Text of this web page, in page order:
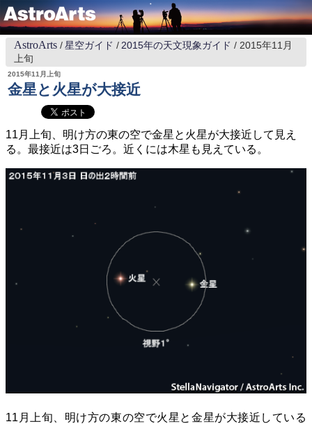
AstroArts 星空ガイド 2015年の天文現象ガイド
2015年11月
上旬
2015年11月上旬
金星と火星が大接近
11月上旬、明け方の東の空で金星と火星が大接近して見え
る。最接近は3日ごろ。近くには木星も見えている。
11月上旬、明け方の東の空で火星と金星が大接近している